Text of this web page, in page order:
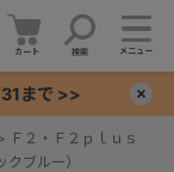
カート 検索 メニュー
まで >>
Ｆ２・Ｆ２ｐｌｕｓ
ブルー）